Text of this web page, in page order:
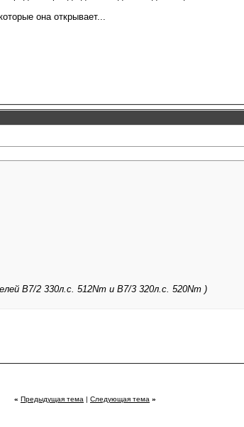
она открывает...
В7/2 330л.с. 512Nm и В7/3 320л.с. 520Nm )
« Предыдущая тема | Следующая тема »